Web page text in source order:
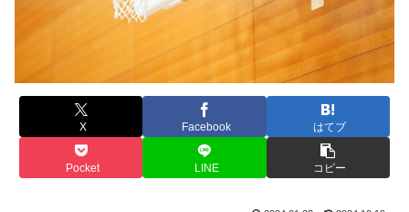
X Facebook はてブ
Pocket LINE コピー